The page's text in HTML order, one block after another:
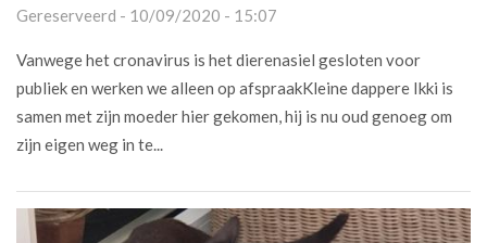
Gereserveerd - 10/09/2020 - 15:07
Vanwege het cronavirus is het dierenasiel gesloten voor
publiek en werken we alleen op afspraakKleine dappere Ikki is
samen met zijn moeder hier gekomen, hij is nu oud genoeg om
zijn eigen weg in te...